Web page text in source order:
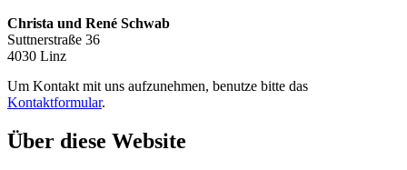
Christa und René Schwab
Suttnerstraße 36
4030 Linz
Um Kontakt mit uns aufzunehmen, benutze bitte das
Kontaktformular.
Über diese Website